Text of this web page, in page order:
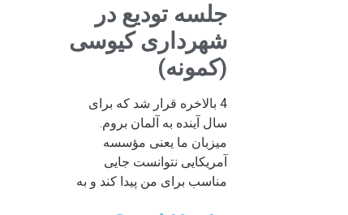
جلسه تودیع در
شهرداری کیوسی
(کمونه)
4 بالاخره قرار شد که برای
سال آینده به آلمان بروم.
میزبان ما یعنی مؤسسه
آمریکایی نتوانست جایی
مناسب برای من پیدا کند و به